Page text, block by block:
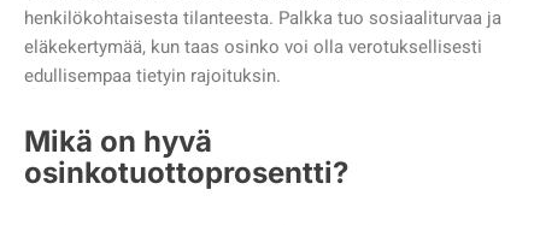
henkilökohtaisesta tilanteesta. Palkka tuo sosiaaliturvaa ja
eläkekertymää, kun taas osinko voi olla verotuksellisesti
edullisempaa tietyin rajoituksin.
Mikä on hyvä
osinkotuottoprosentti?